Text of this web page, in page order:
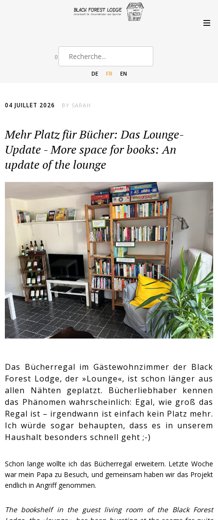
DE FR EN
0
04 JUILLET 2026 BY SARAH
Mehr Platz für Bücher: Das Lounge-
Update - More space for books: An
update of the lounge
Das Bücherregal im Gästewohnzimmer der Black
Forest Lodge, der »Lounge«, ist schon länger aus
allen Nähten geplatzt. Bücherliebhaber kennen
das Phänomen wahrscheinlich: Egal, wie groß das
Regal ist – irgendwann ist einfach kein Platz mehr.
Ich würde sogar behaupten, dass es in unserem
Haushalt besonders schnell geht ;-)
Schon lange wollte ich das Bücherregal erweitern. Letzte Woche
war mein Papa zu Besuch, und gemeinsam haben wir das Projekt
endlich in Angriff genommen.
The bookshelf in the guest living room of the Black Forest